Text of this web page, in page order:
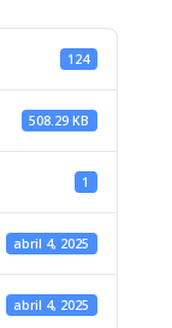
124
508.29 KB
1
abril 4, 2025
abril 4, 2025